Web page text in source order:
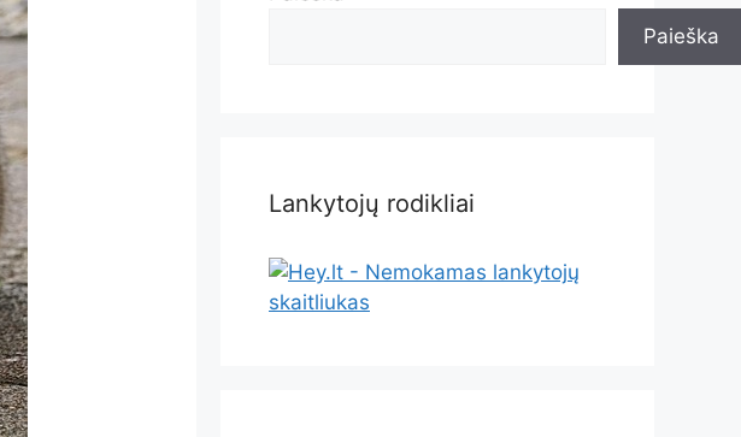
Paieška
Lankytojų rodikliai